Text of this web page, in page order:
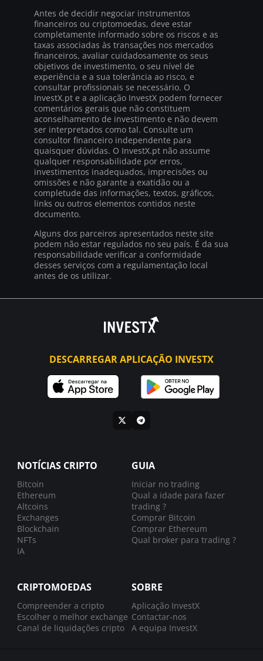
Antes de decidir negociar instrumentos
financeiros ou criptomoedas, deve estar
completamente informado sobre os riscos e as
taxas associadas às transações nos mercados
financeiros, avaliar cuidadosamente os seus
objetivos de investimento, o seu nível de
experiência e a sua tolerância ao risco, e
consultar profissionais se necessário. O
InvestX.pt e a aplicação InvestX podem fornecer
comentários gerais que não constituem
aconselhamento de investimento e não devem
ser interpretados como tal. Consulte um
consultor financeiro independente para
quaisquer dúvidas. O InvestX.pt não assume
qualquer responsabilidade por erros,
investimentos inadequados, imprecisões ou
omissões e não garante a exatidão ou a
completude das informações, textos, gráficos,
links ou outros elementos contidos neste
documento.
Alguns dos parceiros apresentados neste site
podem não estar regulados no seu país. É da sua
responsabilidade verificar a conformidade
desses serviços com a regulamentação local
antes de os utilizar.
DESCARREGAR APLICAÇÃO INVESTX
NOTÍCIAS CRIPTO
Bitcoin
Ethereum
Altcoins
Exchanges
Blockchain
NFTs
IA
GUIA
Iniciar no trading
Qual a idade para fazer
trading ?
Comprar Bitcoin
Comprar Ethereum
Qual broker para trading ?
CRIPTOMOEDAS
Compreender a cripto
Escolher o melhor exchange
Canal de liquidações cripto
SOBRE
Aplicação InvestX
Contactar-nos
A equipa InvestX